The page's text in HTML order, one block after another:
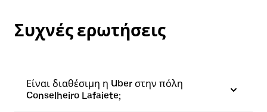
Συχνές ερωτήσεις
Είναι διαθέσιμη η Uber στην πόλη
Conselheiro Lafaiete;